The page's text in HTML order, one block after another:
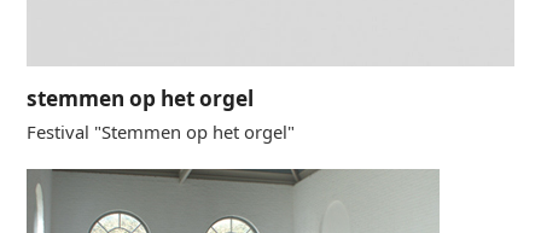
stemmen op het orgel
Festival "Stemmen op het orgel"